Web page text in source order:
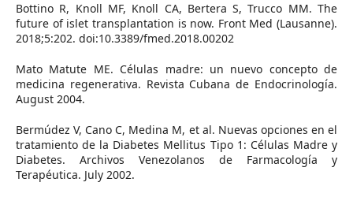
Bottino R, Knoll MF, Knoll CA, Bertera S, Trucco MM. The
future of islet transplantation is now. Front Med (Lausanne).
2018;5:202. doi:10.3389/fmed.2018.00202
Mato Matute ME. Células madre: un nuevo concepto de
medicina regenerativa. Revista Cubana de Endocrinología.
August 2004.
Bermúdez V, Cano C, Medina M, et al. Nuevas opciones en el
tratamiento de la Diabetes Mellitus Tipo 1: Células Madre y
Diabetes. Archivos Venezolanos de Farmacología y
Terapéutica. July 2002.